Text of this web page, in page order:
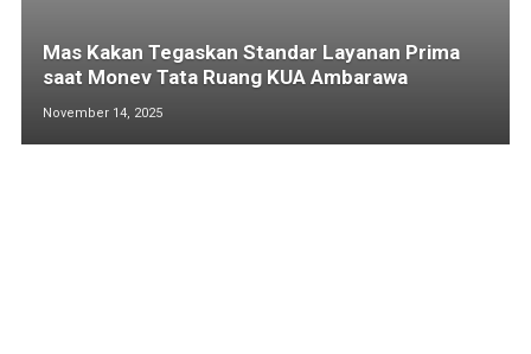
Mas Kakan Tegaskan Standar Layanan Prima
saat Monev Tata Ruang KUA Ambarawa
November 14, 2025